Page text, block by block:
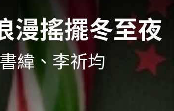
漫搖擺冬至夜
緯、李祈均